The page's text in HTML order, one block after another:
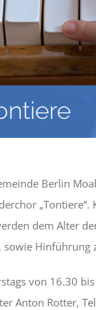
Berlin
dem Alter
sowie
von 16.30
Anton Rotter,